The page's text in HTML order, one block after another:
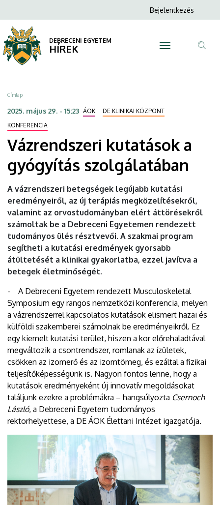
kutatások
a
gyógyítás
szolgálatában
DEBRECENI
EGYETEM
a
tartalomra
Anonim
menüje
Bejelentkezés
DEBRECENI EGYETEM
HÍREK
Morzsa
Címlap
2025. május 29. - 15:23 ÁOK
DE KLINIKAI KÖZPONT
KONFERENCIA
Vázrendszeri kutatások a
gyógyítás szolgálatában
A vázrendszeri betegségek legújabb kutatási
eredményeiről, az új terápiás megközelítésekről,
valamint az orvostudományban elért áttörésekről
számoltak be a Debreceni Egyetemen rendezett
tudományos ülés résztvevői. A szakmai program
segítheti a kutatási eredmények gyorsabb
átültetését a klinikai gyakorlatba, ezzel javítva a
betegek életminőségét.
- A Debreceni Egyetem rendezett Musculoskeletal
Symposium egy rangos nemzetközi konferencia, melyen
a vázrendszerrel kapcsolatos kutatások elismert hazai és
külföldi szakemberei számolnak be eredményeikről. Ez
egy kiemelt kutatási terület, hiszen a kor előrehaladtával
megváltozik a csontrendszer, romlanak az ízületek,
csökken az izomerő és az izomtömeg, és ezáltal a fizikai
teljesítőképességünk is. Nagyon fontos lenne, hogy a
kutatások eredményeként új innovatív megoldásokat
találjunk ezekre a problémákra – hangsúlyozta Csernoch
László, a Debreceni Egyetem tudományos
rektorhelyettese, a DE ÁOK Élettani Intézet igazgatója.